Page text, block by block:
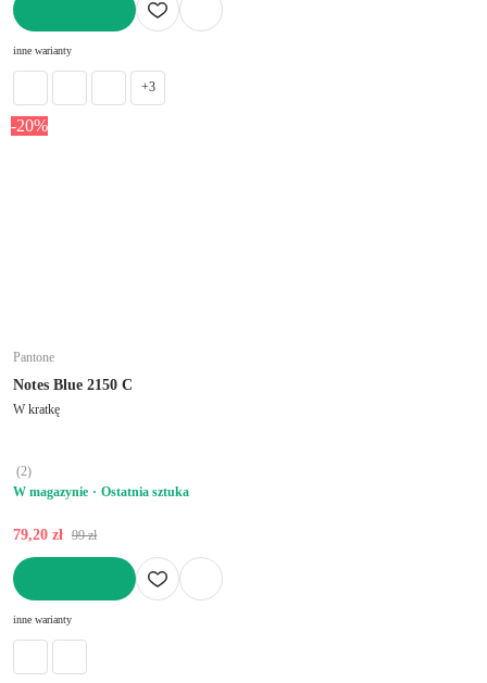
inne warianty
+3
-20%
Pantone
Notes Blue 2150 C
W kratkę
(2)
W magazynie
Ostatnia sztuka
79,20 zł 99 zł
inne warianty